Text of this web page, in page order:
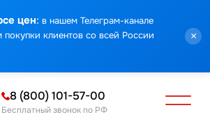
цен: в нашем Телеграм-канале
клиентов со всей России
×
8 (800) 101-57-00
Бесплатный звонок по РФ